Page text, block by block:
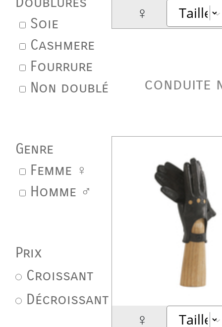
Soie
Cashmere
Fourrure
Non doublé
Genre
Femme ♀
Homme ♂
Prix
Croissant
Décroissant
♀
conduite
♀